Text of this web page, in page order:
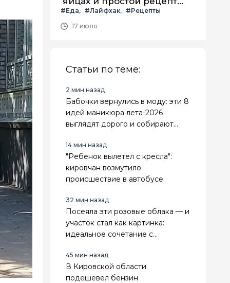
летнего салата с ним
#Еда #Лайфхак
#Рецепты
17 июля
Статьи по теме:
2 мин назад
Бабочки вернулись в моду: эти 8
идей маникюра лета-2026
выглядят дорого и собирают
14 мин назад
"Ребенок вылетел с кресла":
кировчан возмутило
происшествие в автобусе
32 мин назад
Посеяла эти розовые облака — и
участок стал как картинка:
идеальное сочетание с
45 мин назад
В Кировской области
подешевел бензин